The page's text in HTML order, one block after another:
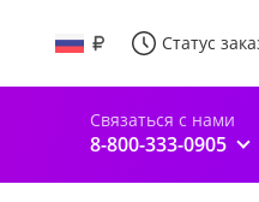
Статус
Связаться с нами
8-800-333-0905